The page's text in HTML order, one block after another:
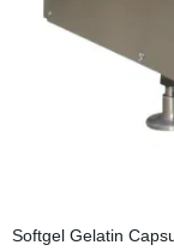
Softgel Gelatin